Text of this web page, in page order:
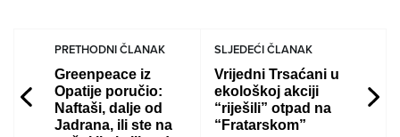
PRETHODNI ČLANAK
Greenpeace iz
Opatije poručio:
Naftaši, dalje od
Jadrana, ili ste na
SLJEDEĆI ČLANAK
Vrijedni Trsaćani u
ekološkoj akciji
“riješili” otpad na
“Fratarskom”